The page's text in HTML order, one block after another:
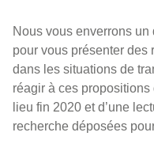
Nous vous enverrons
pour vous présenter des
dans les situations de
réagir à ces
lieu fin 2020 et d’une
recherche déposées